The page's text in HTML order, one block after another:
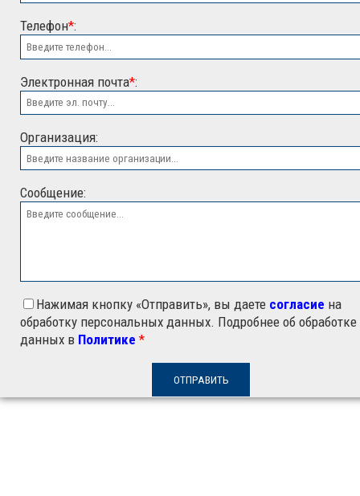
ООО "ЭСК"
Телефон*:
Электронная почта*:
Организация:
Сообщение:
Нажимая кнопку «Отправить», вы даете согласие на
обработку персональных данных. Подробнее об обработке
данных в Политике *